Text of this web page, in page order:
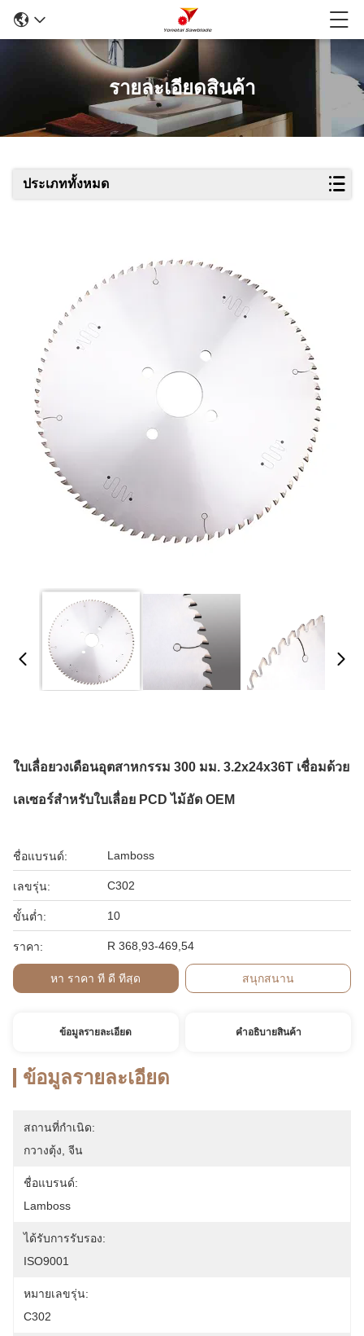
รายละเอียดสินค้า
ประเภททั้งหมด
ใบเลื่อยวงเดือนอุตสาหกรรม 300 มม. 3.2x24x36T เชื่อมด้วย
เลเซอร์สำหรับใบเลื่อย PCD ไม้อัด OEM
ชื่อแบรนด์: Lamboss
เลขรุ่น: C302
ขั้นต่ำ: 10
ราคา: R 368,93-469,54
หา ราคา ที่ ดี ที่สุด สนุกสนาน
ข้อมูลรายละเอียด คําอธิบายสินค้า
ข้อมูลรายละเอียด
สถานที่กำเนิด:
กวางตุ้ง, จีน
ชื่อแบรนด์:
Lamboss
ได้รับการรับรอง:
ISO9001
หมายเลขรุ่น:
C302